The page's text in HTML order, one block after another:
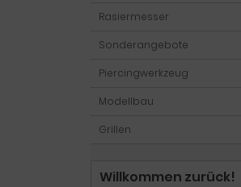
Rasiermesser
Sonderangebote
Piercingwerkzeug
Modellbau
Grillen
Willkommen zurück!